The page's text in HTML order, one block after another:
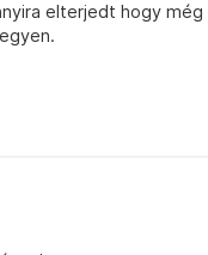
elterjedt hogy még